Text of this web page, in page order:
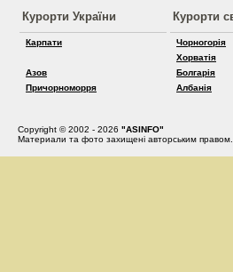
Курорти України
Карпати
Азов
Причорноморря
Курорти
Чорногорія
Хорватія
Болгарія
Албанія
Copyright © 2002 - 2026 "ASINFO"
Материали та фото захищені авторським